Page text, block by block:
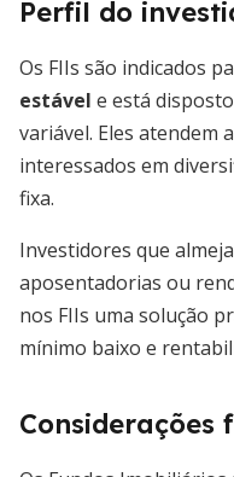
Perfil do
Os FIIs são indicados
estável e está
variável. Eles atendem
interessados em
fixa.
Investidores que
aposentadorias ou
nos FIIs uma solução
mínimo baixo e
Considerações